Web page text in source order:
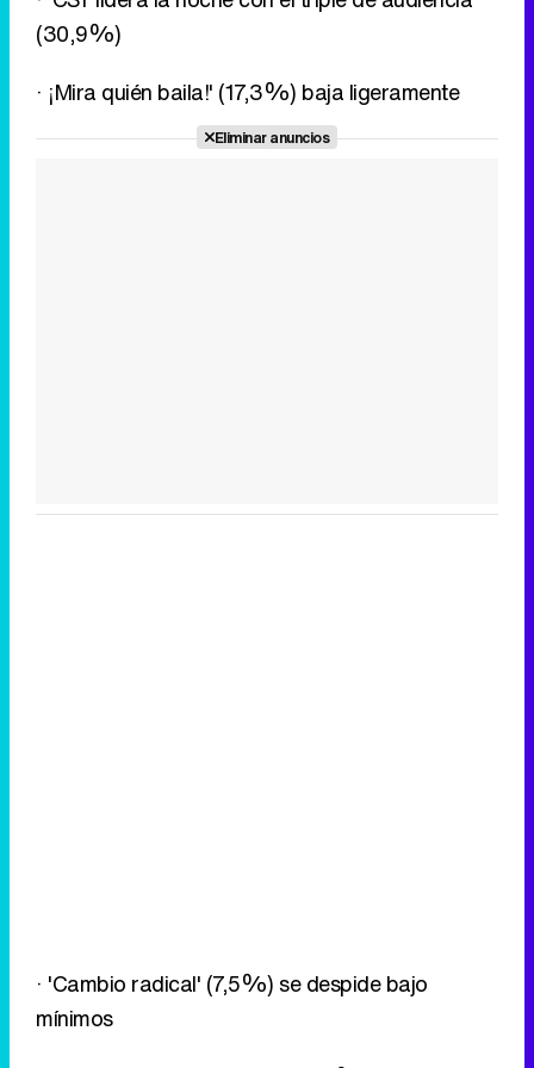
(30,9%)
· ¡Mira quién baila!' (17,3%) baja ligeramente
Eliminar anuncios
· 'Cambio radical' (7,5%) se despide bajo
mínimos